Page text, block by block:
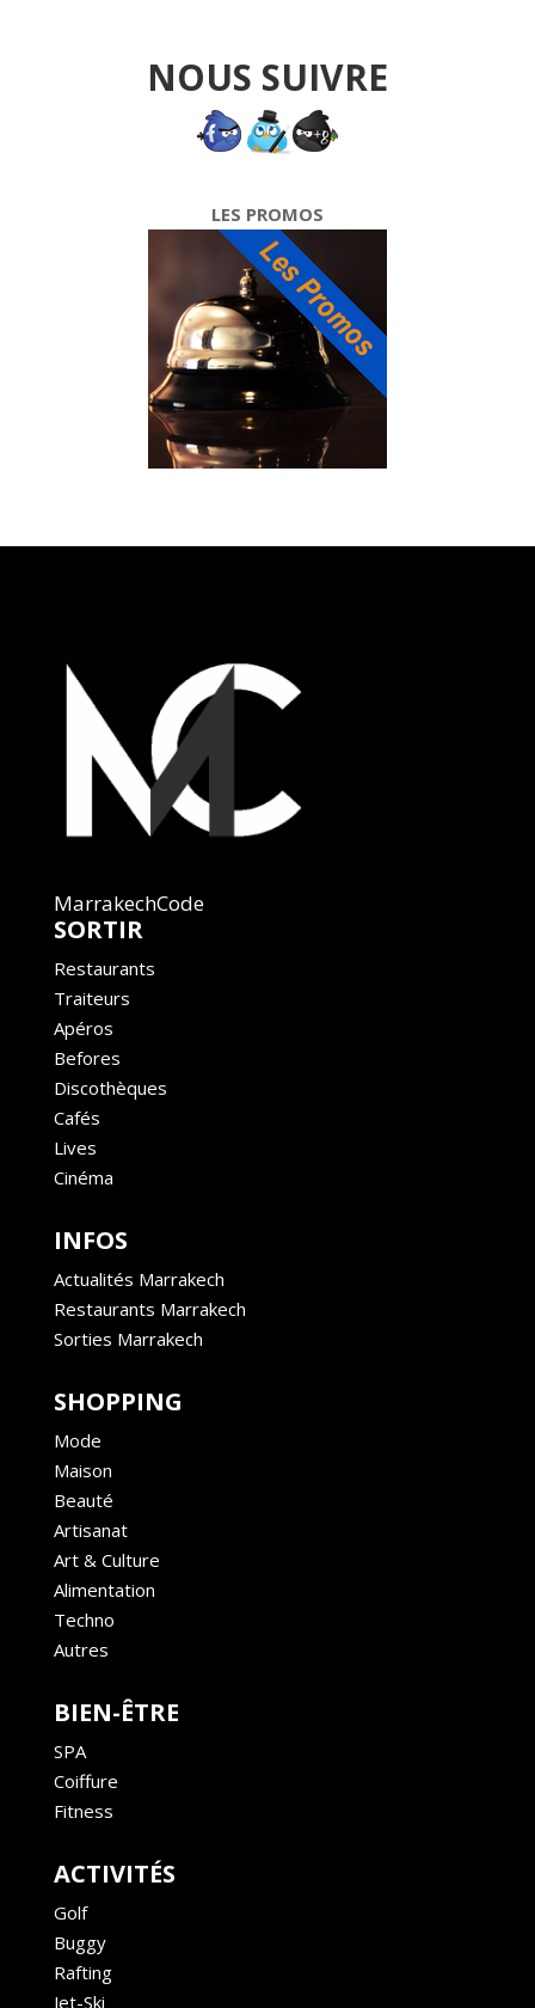
NOUS SUIVRE
LES PROMOS
MarrakechCode
SORTIR
Restaurants
Traiteurs
Apéros
Befores
Discothèques
Cafés
Lives
Cinéma
INFOS
Actualités Marrakech
Restaurants Marrakech
Sorties Marrakech
SHOPPING
Mode
Maison
Beauté
Artisanat
Art & Culture
Alimentation
Techno
Autres
BIEN-ÊTRE
SPA
Coiffure
Fitness
ACTIVITÉS
Golf
Buggy
Rafting
Jet-Ski